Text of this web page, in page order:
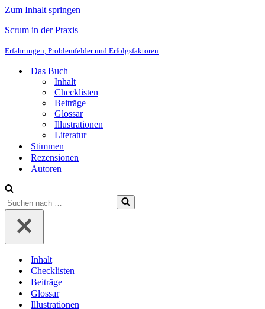
Zum Inhalt springen
Scrum in der Praxis
Erfahrungen, Problemfelder und Erfolgsfaktoren
Das Buch
Inhalt
Checklisten
Beiträge
Glossar
Illustrationen
Literatur
Stimmen
Rezensionen
Autoren
Suchen
nach …
Inhalt
Checklisten
Beiträge
Glossar
Illustrationen